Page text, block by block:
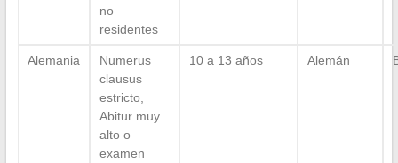
no
residentes
Alemania
Numerus
clausus
estricto,
Abitur muy
alto o
examen
10 a 13 años Alemán